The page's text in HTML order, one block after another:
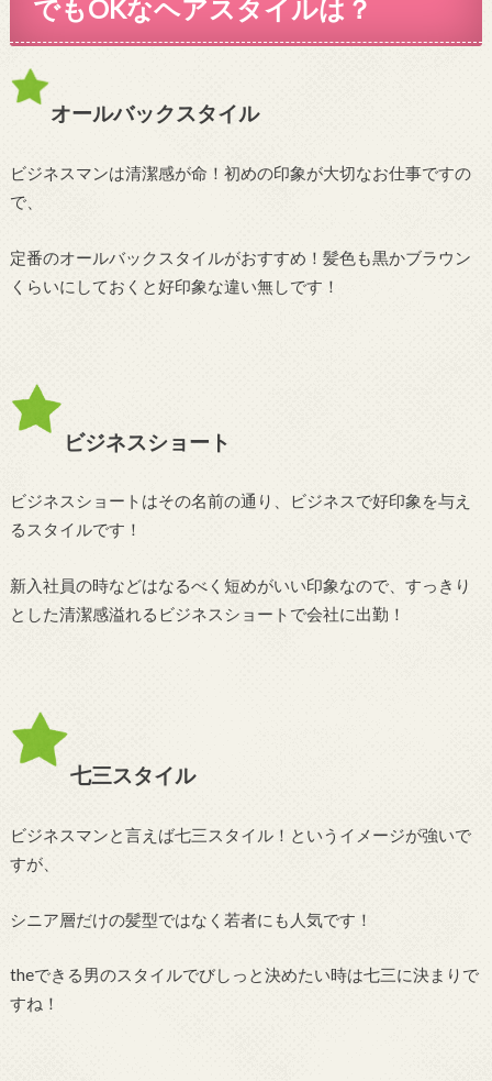
でもOKなヘアスタイルは？
オールバックスタイル
ビジネスマンは清潔感が命！初めの印象が大切なお仕事ですの
で、
定番のオールバックスタイルがおすすめ！髪色も黒かブラウン
くらいにしておくと好印象な違い無しです！
ビジネスショート
ビジネスショートはその名前の通り、ビジネスで好印象を与え
るスタイルです！
新入社員の時などはなるべく短めがいい印象なので、すっきり
とした清潔感溢れるビジネスショートで会社に出勤！
七三スタイル
ビジネスマンと言えば七三スタイル！というイメージが強いで
すが、
シニア層だけの髪型ではなく若者にも人気です！
theできる男のスタイルでびしっと決めたい時は七三に決まりで
すね！